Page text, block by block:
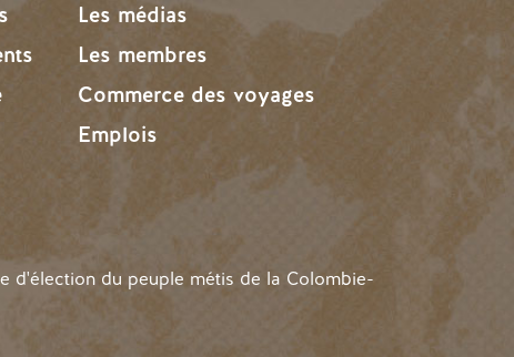
Les médias
Les membres
Commerce des voyages
Emplois
d'élection du peuple métis de la Colombie-